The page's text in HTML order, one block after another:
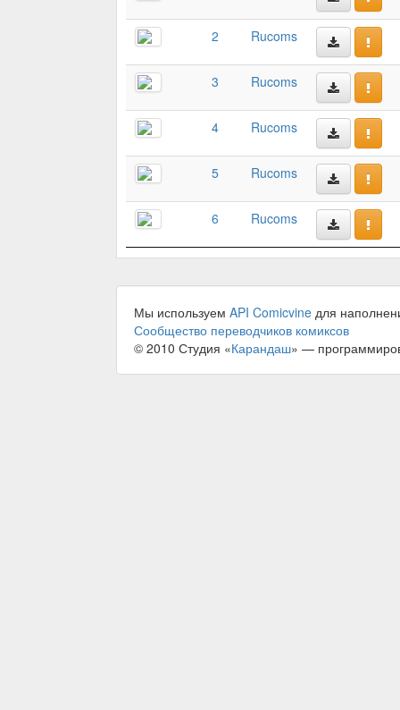
2 Rucoms
3 Rucoms
4 Rucoms
5 Rucoms
6 Rucoms
Мы используем API Comicvine для
Сообщество переводчиков комиксов
© 2010 Студия «Карандаш» —